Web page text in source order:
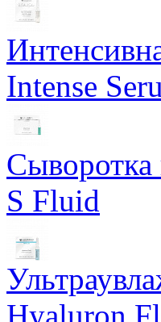
Intense
Сыворотка
S Fluid